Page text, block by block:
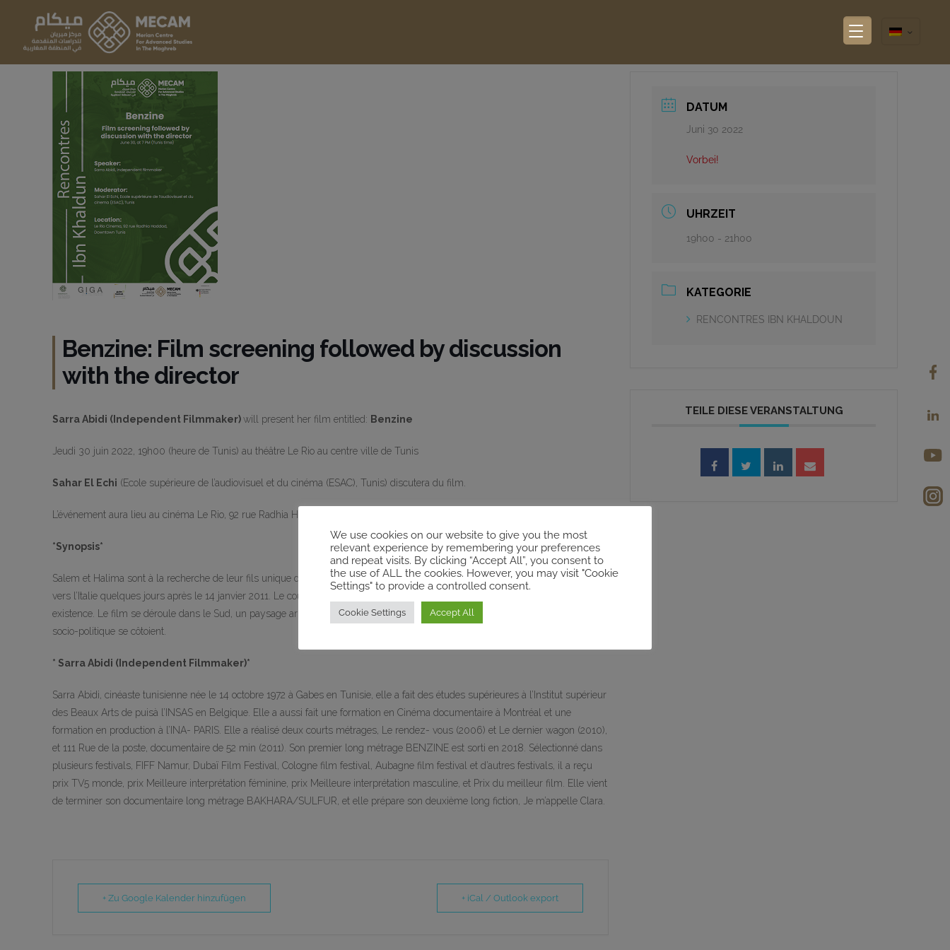
Benzine: Film screening followed by discussion
with the director
Sarra Abidi (Independent Filmmaker)will present her film entitled: Benzine
Jeudi 30 juin 2022, 19h00 (heure de Tunis) au théâtre Le Rio au centre ville de Tunis
Sahar El Echi (Ecole supérieure de l’audiovisuel et du cinéma (ESAC), Tunis) discutera du film.
L’événement aura lieu au cinéma Le Rio, 92 rue Radhia Haddad, au centre-ville de Tunis (derrière l’hôtel Africa).
*Synopsis*
Salem et Halima sont à la recherche de leur fils unique disparu il y a quelques mois. Ce dernier a choisi l’émigration clandestine
vers l’Italie quelques jours après le 14 janvier 2011. Le couple mène une quête acharnée et désespérée qui bouleverse leur
existence. Le film se déroule dans le Sud, un paysage aride et austère, une Tunisie profonde où la contrebande et la tension
socio-politique se côtoient.
* Sarra Abidi (Independent Filmmaker)*
Sarra Abidi, cinéaste tunisienne née le 14 octobre 1972 à Gabes en Tunisie, elle a fait des études supérieures à l’Institut supérieur
des Beaux Arts de puisà l’INSAS en Belgique. Elle a aussi fait une formation en Cinéma documentaire à Montréal et une
formation en production à l’INA- PARIS. Elle a réalisé deux courts métrages, Le rendez- vous (2006) et Le dernier wagon (2010),
et 111 Rue de la poste, documentaire de 52 min (2011). Son premier long métrage BENZINE est sorti en 2018. Sélectionné dans
plusieurs festivals, FIFF Namur, Dubaï Film Festival, Cologne film festival, Aubagne film festival et d’autres festivals, il a reçu
prix TV5 monde, prix Meilleure interprétation féminine, prix Meilleure interprétation masculine, et Prix du meilleur film. Elle vient
de terminer son documentaire long métrage BAKHARA/SULFUR, et elle prépare son deuxième long fiction, Je m’appelle Clara.
+ Zu Google Kalender hinzufügen + iCal / Outlook export
DATUM
Juni 30 2022
Vorbei!
UHRZEIT
19h00 - 21h00
KATEGORIE
RENCONTRES IBN KHALDOUN
TEILE DIESE VERANSTALTUNG
We use cookies on our website to give you the most
relevant experience by remembering your preferences
and repeat visits. By clicking “Accept All”, you consent to
the use of ALL the cookies. However, you may visit "Cookie
Settings" to provide a controlled consent.
Cookie Settings Accept All